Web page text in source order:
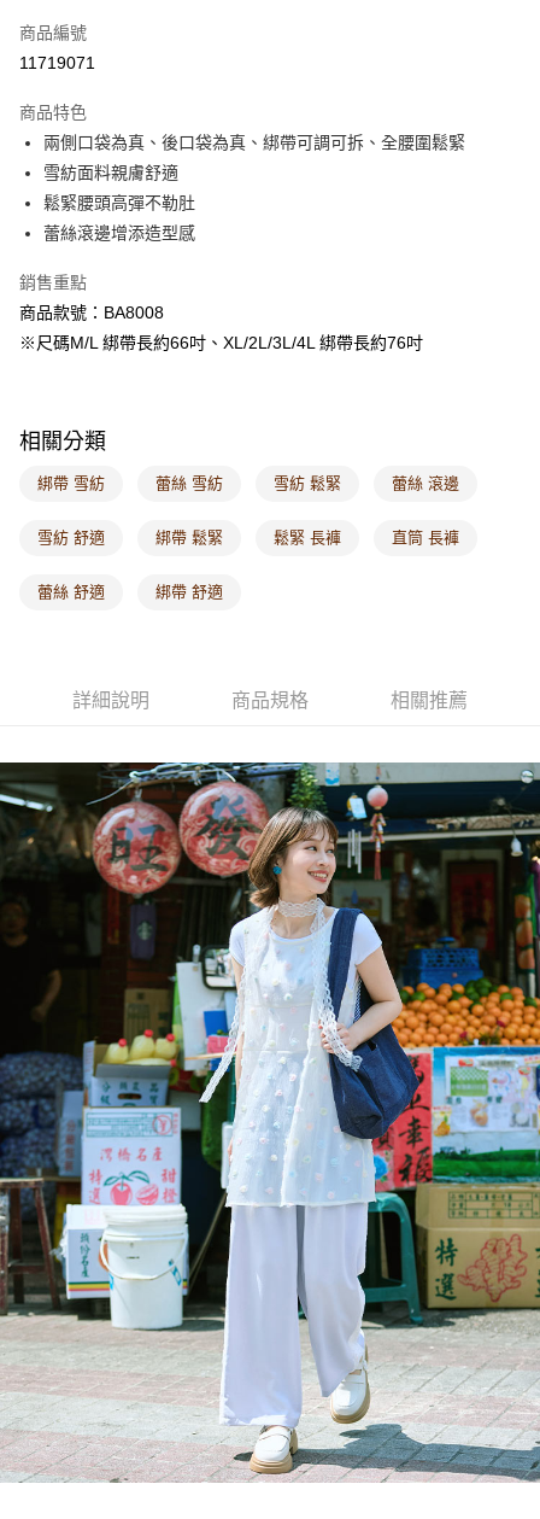
萊爾富取貨付款
付款後萊爾富取貨
每筆NT$60，滿NT$1,000(含以上)免運費
7-11取貨付款
每筆NT$60，滿NT$1,000(含以上)免運費
付款後7-11取貨
每筆NT$60，滿NT$1,000(含以上)免運費
付款後門市自取
每筆NT$60，滿NT$1,000(含以上)免運費
商品編號
11719071
商品特色
兩側口袋為真、後口袋為真、綁帶可調可拆、全腰圍鬆緊
雪紡面料親膚舒適
鬆緊腰頭高彈不勒肚
蕾絲滾邊增添造型感
銷售重點
商品款號：BA8008
※尺碼M/L 綁帶長約66吋、XL/2L/3L/4L 綁帶長約76吋
相關分類
綁帶 雪紡 蕾絲 雪紡 雪紡 鬆緊 蕾絲 滾邊
雪紡 舒適 綁帶 鬆緊 鬆緊 長褲 直筒 長褲
蕾絲 舒適 綁帶 舒適
詳細說明 商品規格 相關推薦